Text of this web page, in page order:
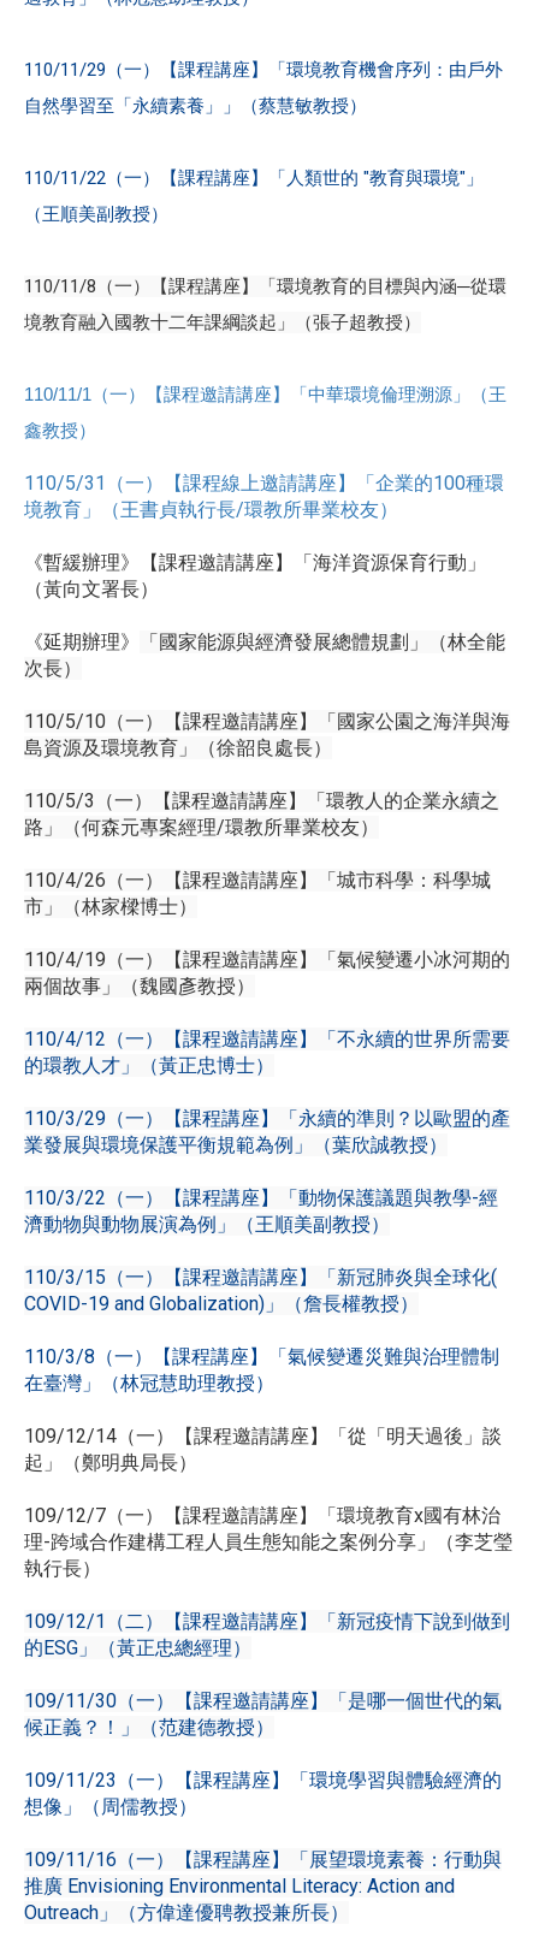
110/11/29（一）【課程講座】「環境教育機會序列：由戶外
自然學習至「永續素養」」（蔡慧敏教授）
110/11/22（一）【課程講座】「人類世的 "教育與環境"」
（王順美副教授）
110/11/8（一）【課程講座】「環境教育的目標與內涵─從環
境教育融入國教十二年課綱談起」（張子超教授）
110/11/1（一）【課程邀請講座】「中華環境倫理溯源」（王
鑫教授）
110/5/31（一）【課程線上邀請講座】「企業的100種環
境教育」（王書貞執行長/環教所畢業校友）
《暫緩辦理》【課程邀請講座】「海洋資源保育行動」
（黃向文署長）
《延期辦理》
「國家能源與經濟發展總體規劃」（林全能
次長）
110/5/10（一）【課程邀請講座】「國家公園之海洋與海
島資源及環境教育」（徐韶良處長）
110/5/3（一）【課程邀請講座】「環教人的企業永續之
路」（何森元專案經理/環教所畢業校友）
110/4/26（一）【課程邀請講座】「城市科學：科學城
市」（林家樑博士）
110/4/19（一）【課程邀請講座】「氣候變遷小冰河期的
兩個故事」（魏國彥教授）
110/4/12（一）【課程邀請講座】「不永續的世界所需要
的環教人才」（黃正忠博士）
110/3/29（一）【課程講座】「永續的準則？以歐盟的產
業發展與環境保護平衡規範為例」（葉欣誠教授）
110/3/22（一）【課程講座】「動物保護議題與教學-經
濟動物與動物展演為例」（王順美副教授）
110/3/15（一）【課程邀請講座】「新冠肺炎與全球化(
COVID-19 and Globalization)」（詹長權教授）
110/3/8（一）【課程講座】「氣候變遷災難與治理體制
在臺灣」（林冠慧助理教授）
109/12/14（一）【課程邀請講座】「從「明天過後」談
起」（鄭明典局長）
109/12/7（一）【課程邀請講座】「環境教育x國有林治
理-跨域合作建構工程人員生態知能之案例分享」（李芝瑩
執行長）
109/12/1（二）【課程邀請講座】「新冠疫情下說到做到
的ESG」（黃正忠總經理）
109/11/30（一）【課程邀請講座】「是哪一個世代的氣
候正義？！」（范建德教授）
109/11/23（一）【課程講座】「環境學習與體驗經濟的
想像」（周儒教授）
109/11/16（一）【課程講座】「展望環境素養：行動與
推廣 Envisioning Environmental Literacy: Action and
Outreach」（方偉達優聘教授兼所長）